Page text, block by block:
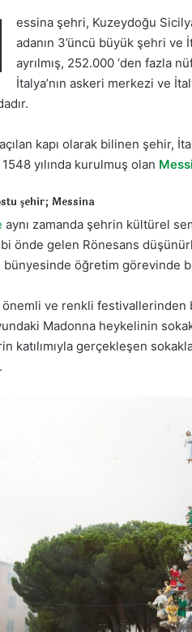
essina şehri, Kuzeydoğu
adanın 3’üncü büyük şehri ve
ayrılmış, 252.000 ‘den fazla
İtalya’nın askeri merkezi ve
kapı olarak bilinen şehir,
yılında kurulmuş olan
şehir; Messina
aynı zamanda şehrin kültürel
önde gelen Rönesans
öğretim görevinde
ve renkli festivallerinden
Madonna heykelinin
katılımıyla gerçekleşen